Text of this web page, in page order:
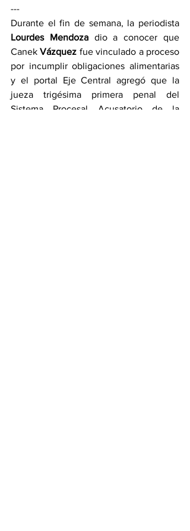
---
Lourdes Mendoza dio a conocer que
Canek Vázquez fue vinculado a proceso
por incumplir obligaciones alimentarias
y el portal Eje Central agregó que la
jueza trigésima primera penal del
Sistema Procesal Acusatorio de la